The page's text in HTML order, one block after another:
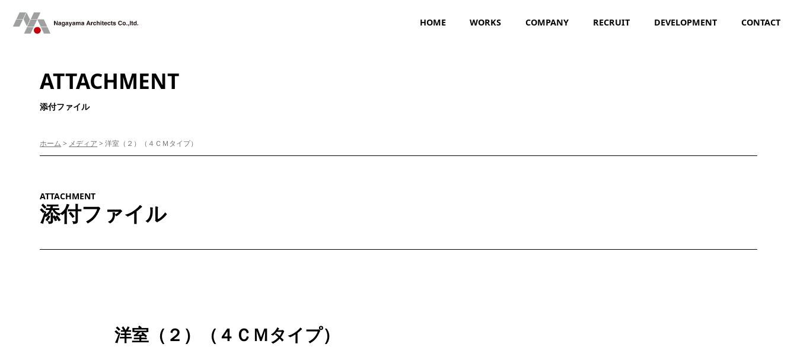
HOME WORKS COMPANY RECRUIT DEVELOPMENT CONTACT
ATTACHMENT
添付ファイル
ホーム > メディア >洋室（２）（４ＣＭタイプ）
ATTACHMENT
添付ファイル
洋室（２）（４ＣＭタイプ）